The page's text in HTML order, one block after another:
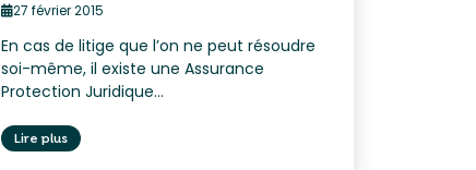
27 février 2015
En cas de litige que l’on ne peut résoudre
soi-même, il existe une Assurance
Protection Juridique...
Lire plus